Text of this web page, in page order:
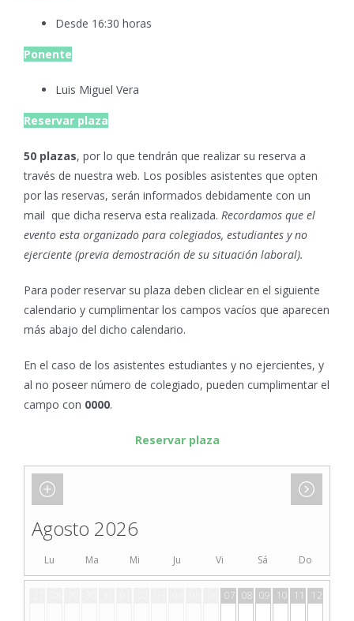
Desde 16:30 horas
Ponente
Luis Miguel Vera
Reservar plaza
50 plazas, por lo que tendrán que realizar su reserva a
través de nuestra web. Los posibles asistentes que opten
por las reservas, serán informados debidamente con un
mail que dicha reserva esta realizada. Recordamos que el
evento esta organizado para colegiados, estudiantes y no
ejerciente (previa demostración de su situación laboral).
Para poder reservar su plaza deben cliclear en el siguiente
calendario y cumplimentar los campos vacíos que aparecen
más abajo del dicho calendario.
En el caso de los asistentes estudiantes y no ejercientes, y
al no poseer número de colegiado, pueden cumplimentar el
campo con 0000.
Reservar plaza
Agosto 2026
Lu Ma Mi Ju Vi Sá Do
07 08 09 10 11 12